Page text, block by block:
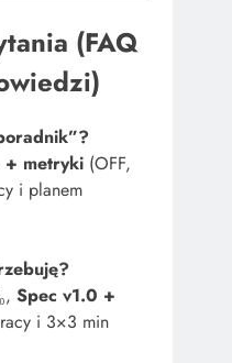
(FAQ
+ metryki (OFF,
i planem
Spec v1.0 +
i 3×3 min